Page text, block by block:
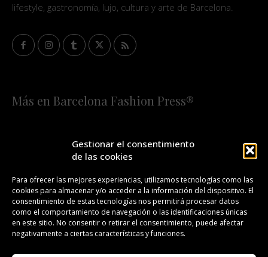
Gestionar el consentimiento
de las cookies
Para ofrecer las mejores experiencias, utilizamos tecnologías como las
cookies para almacenar y/o acceder a la información del dispositivo. El
consentimiento de estas tecnologías nos permitirá procesar datos
como el comportamiento de navegación o las identificaciones únicas
en este sitio. No consentir o retirar el consentimiento, puede afectar
negativamente a ciertas características y funciones.
lifestyle, gastronomía, lujo, cultura y arte de Barcelona.
Más en Barcelona Fashion Press®
¡SUSCRÍBETE A NUESTRA FASHION NEWS!
CONTACTO REDACCIÓN PUBLICIDAD
ISSN 2385-4839 DL B 27443-2014